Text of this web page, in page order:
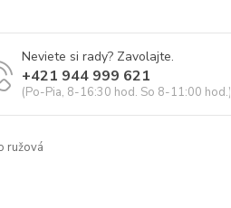
Neviete si rady? Zavolajte.
+421 944 999 621
(Po-Pia, 8-16:30 hod. So 8-11:00 hod.)
ružová